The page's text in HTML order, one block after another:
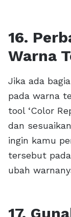
16.
Warna
Jika ada
pada warna
tool ‘Color
dan
ingin kamu
tersebut
ubah
17.